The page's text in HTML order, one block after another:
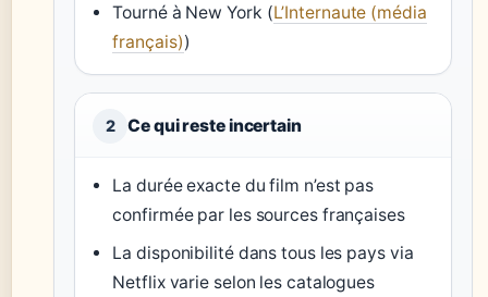
Tourné à New York (L’Internaute (média
français))
2 Ce qui reste incertain
La durée exacte du film n’est pas
confirmée par les sources françaises
La disponibilité dans tous les pays via
Netflix varie selon les catalogues